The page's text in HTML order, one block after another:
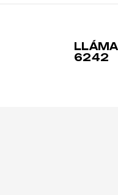
6242